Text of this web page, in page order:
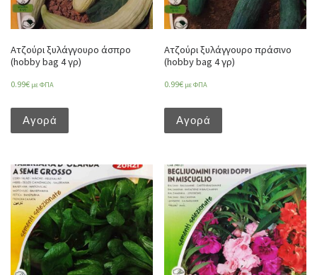
Ατζούρι ξυλάγγουρο άσπρο
(hobby bag 4 γρ)
0.99€ με ΦΠΑ
Αγορά
Ατζούρι ξυλάγγουρο πράσινο
(hobby bag 4 γρ)
0.99€ με ΦΠΑ
Αγορά